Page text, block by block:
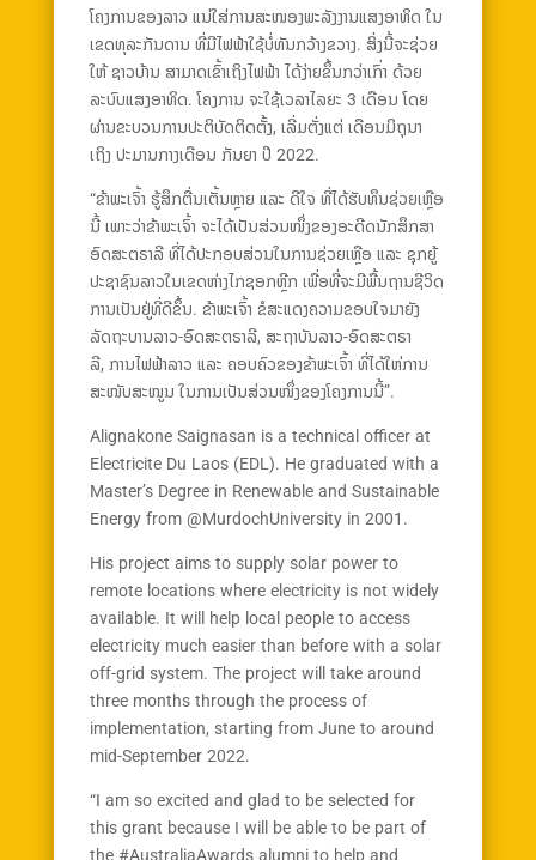
ໂຄງການຂອງລາວ ແນ່ໃສ່ການສະໜອງພະລັງງານແສງອາທິດ ໃນ
ເຂດທຸລະກັນດານ ທີ່ມີໄຟຟ້າໃຊ້ບໍ່ທັນກວ້າງຂວາງ. ສິ່ງນີ້ຈະຊ່ວຍ
ໃຫ້ ຊາວບ້ານ ສາມາດເຂົ້າເຖິງໄຟຟ້າ ໄດ້ງ່າຍຂຶ້ນກວ່າເກົ່າ ດ້ວຍ
ລະບົບແສງອາທິດ. ໂຄງການ ຈະໃຊ້ເວລາໄລຍະ 3 ເດືອນ ໂດຍ
ຜ່ານຂະບວນການປະຕິບັດຕິດຕັ້ງ, ເລີ່ມຕັ່ງແຕ່ ເດືອນມິຖຸນາ
ເຖິງ ປະມານກາງເດືອນ ກັນຍາ ປີ 2022.
“ຂ້າພະເຈົ້າ ຮູ້ສຶກຕື່ນເຕັ້ນຫຼາຍ ແລະ ດີໃຈ ທີ່ໄດ້ຮັບທຶນຊ່ວຍເຫຼືອ
ນີ້ ເພາະວ່າຂ້າພະເຈົ້າ ຈະໄດ້ເປັນສ່ວນໜຶ່ງຂອງອະດີດນັກສຶກສາ
ອົດສະຕຣາລີ ທີ່ໄດ້ປະກອບສ່ວນໃນການຊ່ວຍເຫຼືອ ແລະ ຊຸກຍູ້
ປະຊາຊົນລາວໃນເຂດຫ່າງໄກຊອກຫຼີກ ເພື່ອທີ່ຈະມີພື້ນຖານຊີວິດ
ການເປັນຢູ່ທີ່ດີຂຶ້ນ. ຂ້າພະເຈົ້າ ຂໍສະແດງຄວາມຂອບໃຈມາຍັງ
ລັດຖະບານລາວ-ອົດສະຕຣາລີ, ສະຖາບັນລາວ-ອົດສະຕຣາ
ລີ, ການໄຟຟ້າລາວ ແລະ ຄອບຄົວຂອງຂ້າພະເຈົ້າ ທີ່ໄດ້ໃຫ່ການ
ສະໜັບສະໜູນ ໃນການເປັນສ່ວນໜຶ່ງຂອງໂຄງການນີ້”.
Alignakone Saignasan is a technical officer at
Electricite Du Laos (EDL). He graduated with a
Master’s Degree in Renewable and Sustainable
Energy from @MurdochUniversity in 2001.
His project aims to supply solar power to
remote locations where electricity is not widely
available. It will help local people to access
electricity much easier than before with a solar
off-grid system. The project will take around
three months through the process of
implementation, starting from June to around
mid-September 2022.
“I am so excited and glad to be selected for
this grant because I will be able to be part of
the #AustraliaAwards alumni to help and